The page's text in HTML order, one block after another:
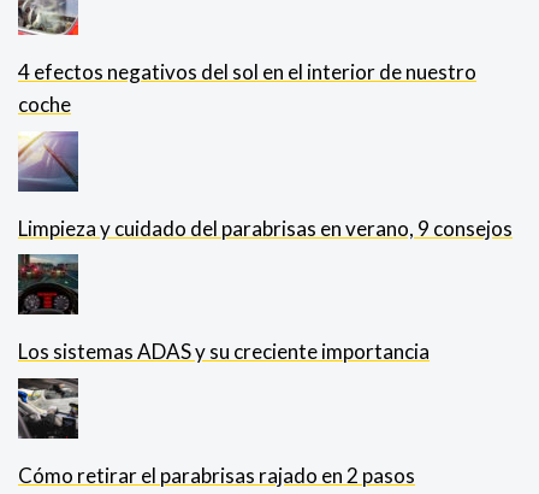
4 efectos negativos del sol en el interior de nuestro
coche
Limpieza y cuidado del parabrisas en verano, 9 consejos
Los sistemas ADAS y su creciente importancia
Cómo retirar el parabrisas rajado en 2 pasos